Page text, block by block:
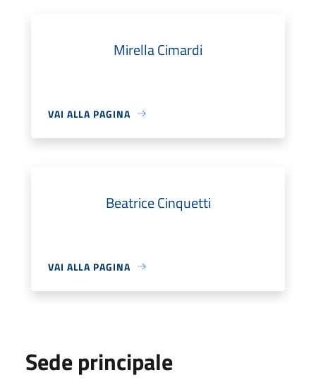
Mirella Cimardi
VAI ALLA PAGINA
Beatrice Cinquetti
VAI ALLA PAGINA
Sede principale